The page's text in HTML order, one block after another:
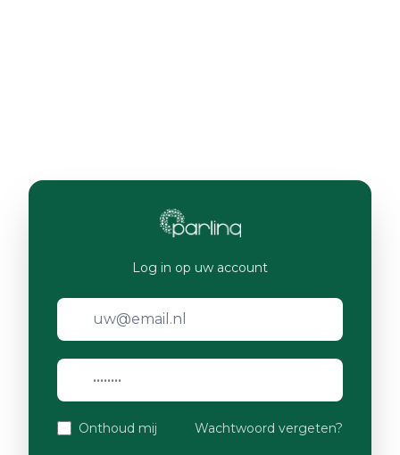
Log in op uw account
Onthoud mij Wachtwoord vergeten?